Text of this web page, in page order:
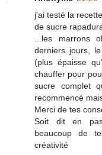
j'ai testé la
de sucre
...les marrons
derniers jours,
(plus épaisse
chauffer pour
sucre complet
recommencé
Merci de tes
Soit dit en
beaucoup de
créativité